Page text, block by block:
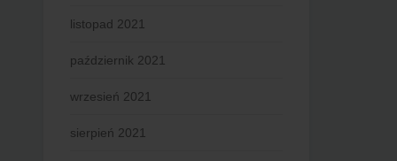
listopad 2021
październik 2021
wrzesień 2021
sierpień 2021